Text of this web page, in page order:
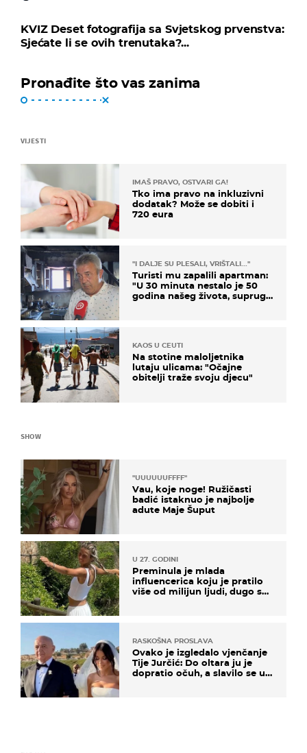
KVIZ Deset fotografija sa Svjetskog prvenstva:
Sjećate li se ovih trenutaka?...
Pronađite što vas zanima
VIJESTI
IMAŠ PRAVO, OSTVARI GA!
Tko ima pravo na inkluzivni
dodatak? Može se dobiti i
720 eura
"I DALJE SU PLESALI, VRIŠTALI..."
Turisti mu zapalili apartman:
"U 30 minuta nestalo je 50
godina našeg života, supruga
KAOS U CEUTI
Na stotine maloljetnika
lutaju ulicama: "Očajne
obitelji traže svoju djecu"
SHOW
"UUUUUUFFFF"
Vau, koje noge! Ružičasti
badić istaknuo je najbolje
adute Maje Šuput
U 27. GODINI
Preminula je mlada
influencerica koju je pratilo
više od milijun ljudi, dugo se
RASKOŠNA PROSLAVA
Ovako je izgledalo vjenčanje
Tije Jurčić: Do oltara ju je
dopratio očuh, a slavilo se uz